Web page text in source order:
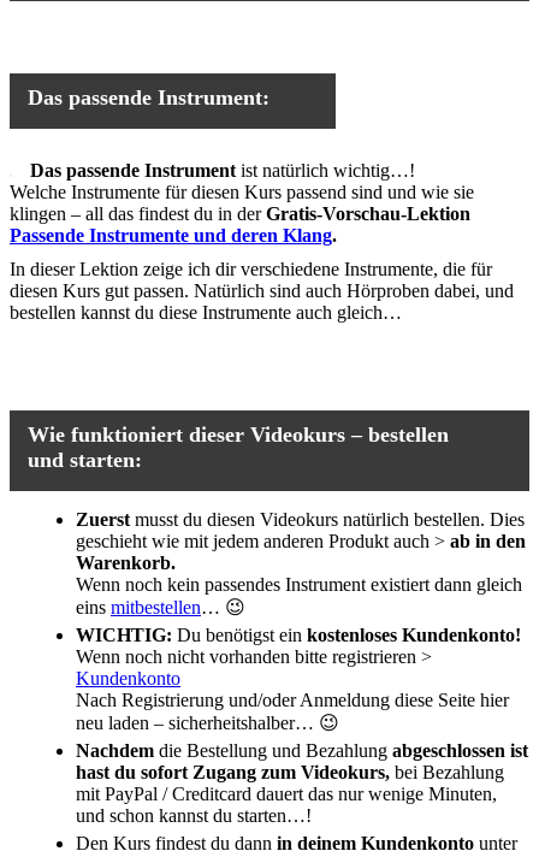
Das passende Instrument:
Das passende Instrument ist natürlich wichtig…!
Welche Instrumente für diesen Kurs passend sind und wie sie
klingen – all das findest du in derGratis-Vorschau-Lektion
Passende Instrumente und deren Klang.
In dieser Lektion zeige ich dir verschiedene Instrumente, die für
diesen Kurs gut passen. Natürlich sind auch Hörproben dabei, und
bestellen kannst du diese Instrumente auch gleich…
Wie funktioniert dieser Videokurs – bestellen
und starten:
Zuerst musst du diesen Videokurs natürlich bestellen. Dies
geschieht wie mit jedem anderen Produkt auch > ab in den
Warenkorb.
Wenn noch kein passendes Instrument existiert dann gleich
eins mitbestellen… 😉
WICHTIG: Du benötigst ein kostenloses Kundenkonto!
Wenn noch nicht vorhanden bitte registrieren >
Kundenkonto
Nach Registrierung und/oder Anmeldung diese Seite hier
neu laden – sicherheitshalber… 😉
Nachdem die Bestellung und Bezahlung abgeschlossen ist
hast du sofort Zugang zum Videokurs, bei Bezahlung
mit PayPal / Creditcard dauert das nur wenige Minuten,
und schon kannst du starten…!
Den Kurs findest du dann in deinem Kundenkonto unter